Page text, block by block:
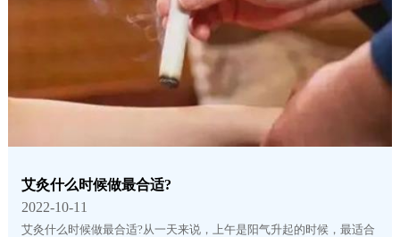
艾灸什么时候做最合适?
2022-10-11
艾灸什么时候做最合适?从一天来说，上午是阳气升起的时候，最适合